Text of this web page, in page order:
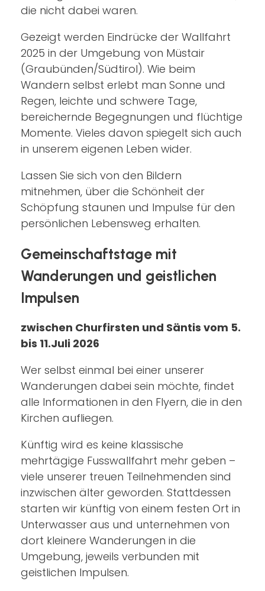
die nicht dabei waren.
Gezeigt werden Eindrücke der Wallfahrt
2025 in der Umgebung von Müstair
(Graubünden/Südtirol). Wie beim
Wandern selbst erlebt man Sonne und
Regen, leichte und schwere Tage,
bereichernde Begegnungen und flüchtige
Momente. Vieles davon spiegelt sich auch
in unserem eigenen Leben wider.
Lassen Sie sich von den Bildern
mitnehmen, über die Schönheit der
Schöpfung staunen und Impulse für den
persönlichen Lebensweg erhalten.
Gemeinschaftstage mit
Wanderungen und geistlichen
Impulsen
zwischen Churfirsten und Säntis vom 5.
bis 11.Juli 2026
Wer selbst einmal bei einer unserer
Wanderungen dabei sein möchte, findet
alle Informationen in den Flyern, die in den
Kirchen aufliegen.
Künftig wird es keine klassische
mehrtägige Fusswallfahrt mehr geben –
viele unserer treuen Teilnehmenden sind
inzwischen älter geworden. Stattdessen
starten wir künftig von einem festen Ort in
Unterwasser aus und unternehmen von
dort kleinere Wanderungen in die
Umgebung, jeweils verbunden mit
geistlichen Impulsen.